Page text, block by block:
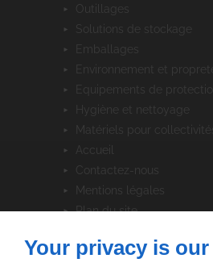
outillages
solutions de stockage
emballages
environnement et propreté
equipements de
hygiène et nettoyage
matériels pour collectivités
accueil
contactez-nous
mentions légales
plan du site
SUIVEZ-NOUS
Your privacy is